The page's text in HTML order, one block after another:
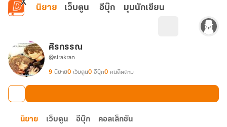
ข้ามไปยังเนื้อหาหลัก
นิยาย เว็บตูน อีบุ๊ก มุมนักเขียน
ศิรกรรณ
@sirakran
9 นิยาย0 เว็บตูน0 อีบุ๊ก0 คนติดตาม
นิยาย เว็บตูน อีบุ๊ก คอลเล็กชัน